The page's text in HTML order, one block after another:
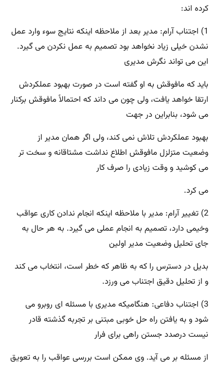
کرده اند:
1) اجتناب آرام: مدیر بعد از ملاحظه اینکه نتایج سوء وارد عمل
نشدن خیلی زیاد نخواهد بود تصمیم به عمل نکردن می گیرد.
این می تواند نگرش مدیری
باید که مافوقش به او گفته است در صورت بهبود عملکردش
ارتقا خواهد یافت، ولی چون می داند که احتمالاً مافوقش برکنار
می شود، بنابراین در جهت
بهبود عملکردش تلاش نمی کند، ولی اگر همان مدیر از
وضعیت متزلزل مافوقش اطلاع نداشت مشتاقانه و سخت تر
می کوشید و وقت زیادی را صرف کار
می کرد.
2) تغییر آرام: مدیر با ملاحظه اینکه انجام ندادن کاری عواقب
وخیمی دارد، تصمیم به انجام عملی می گیرد. به هر حال به
جای تحلیل وضعیت مدیر اولین
بدیل در دسترس را که به ظاهر که خطر است، انتخاب می کند
و از تحلیل دقیق اجتناب می ورزد.
3) اجتناب دفاعی: هنگامیکه مدیری با مسئله ای روبرو می
شود و به یافتن راه حل خوبی مبتنی بر تجربه گذشته قادر
نیست درصدد جستن راهی برای فرار
از مسئله بر می آید. وی ممکن است بررسی عواقب را به تعویق